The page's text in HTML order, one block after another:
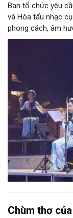
Ban tổ chức yêu
và Hòa tấu nhạc
phong cách, âm
phối khí mới trên
Nam, đồng thời
Chùm thơ